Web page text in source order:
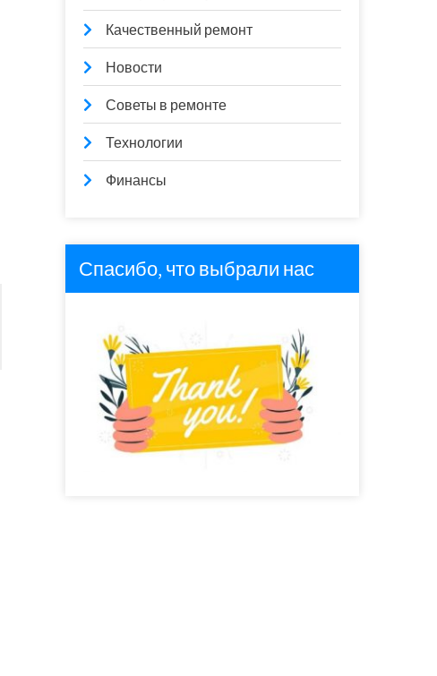
Качественный ремонт
Новости
Советы в ремонте
Технологии
Финансы
Спасибо, что выбрали нас